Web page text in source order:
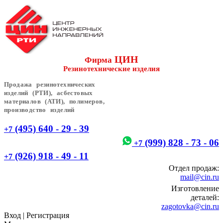
Фирма ЦИН
Резинотехнические изделия
Продажа резинотехнических
изделий (РТИ), асбестовых
материалов (АТИ), полимеров,
производство изделий
+7 (495) 640 - 29 - 39
+7 (999) 828 - 73 - 06
+7 (926) 918 - 49 - 11
Отдел продаж:
mail@cin.ru
Изготовление
деталей:
zagotovka@cin.ru
Вход | Регистрация